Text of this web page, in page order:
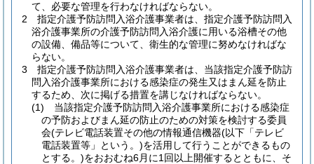
て、必要な管理を行わなければならない。
2
指定介護予防訪問入浴介護事業者は、指定介護予防訪問入
浴介護事業所の介護予防訪問入浴介護に用いる浴槽その他
の設備、備品等について、衛生的な管理に努めなければな
らない。
3
指定介護予防訪問入浴介護事業者は、当該指定介護予防訪
問入浴介護事業所における感染症の発生又はまん延を防止
するため、次に掲げる措置を講じなければならない。
(1)
当該指定介護予防訪問入浴介護事業所における感染症
の予防およびまん延の防止のための対策を検討する委員
会(テレビ電話装置その他の情報通信機器(以下「テレビ
電話装置等」という。)を活用して行うことができるもの
とする。)をおおむね6月に1回以上開催するとともに、そ